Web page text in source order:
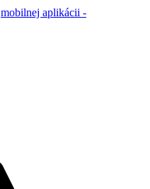
mobilnej aplikácii -